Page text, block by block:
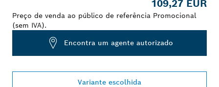
109,27 EUR
Preço de venda ao público de referência Promocional
(sem IVA).
Encontra um agente autorizado
Variante escolhida